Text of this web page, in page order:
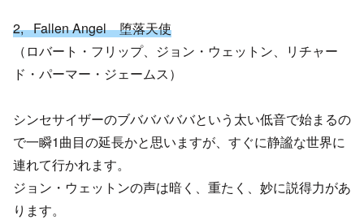
2, Fallen Angel 堕落天使
（ロバート・フリップ、ジョン・ウェットン、リチャー
ド・パーマー・ジェームス）
シンセサイザーのブバババババという太い低音で始まるの
で一瞬1曲目の延長かと思いますが、すぐに静謐な世界に
連れて行かれます。
ジョン・ウェットンの声は暗く、重たく、妙に説得力があ
ります。